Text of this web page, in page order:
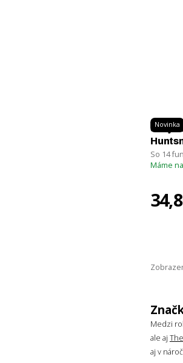
So 14
Máme
Novinka
Medzi
ale aj
aj v